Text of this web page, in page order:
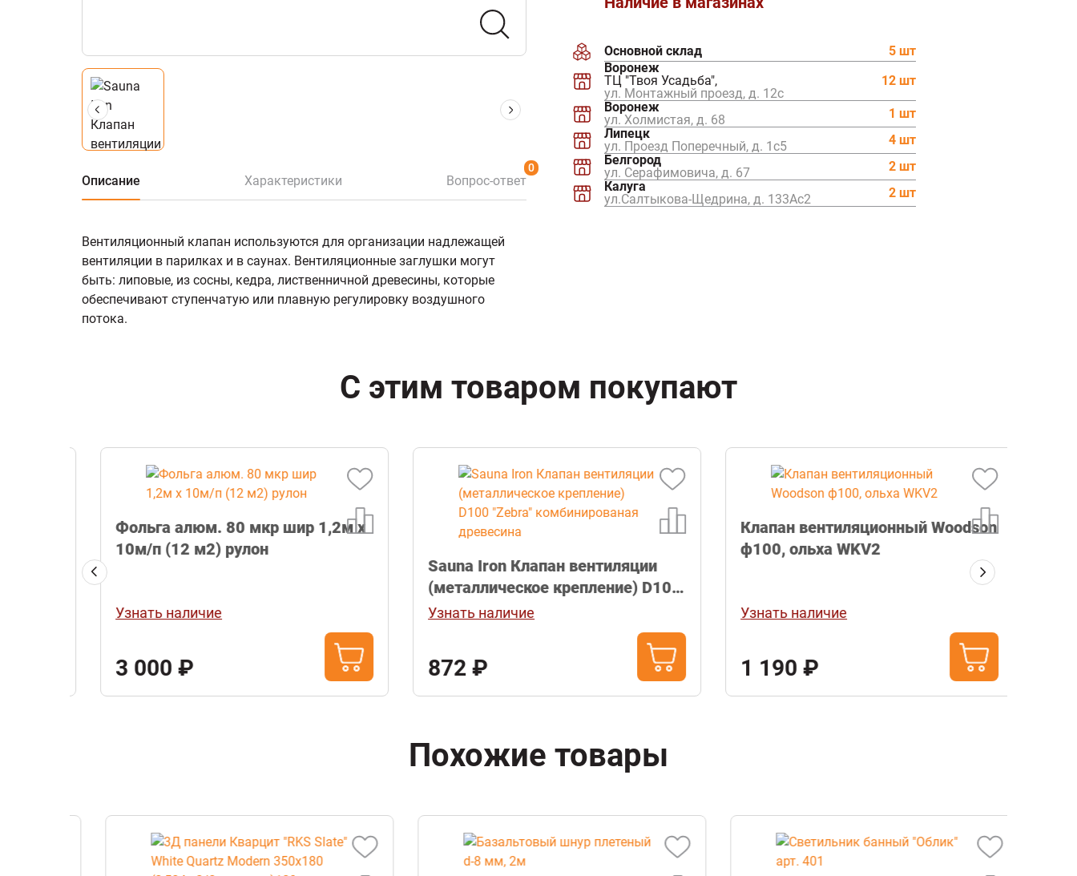
Описание Характеристики Вопрос-ответ
0
Вентиляционный клапан используются для организации надлежащей
вентиляции в парилках и в саунах. Вентиляционные заглушки могут
быть: липовые, из сосны, кедра, лиственничной древесины, которые
обеспечивают ступенчатую или плавную регулировку воздушного
потока.
Основной склад
5 шт
Воронеж
ТЦ "Твоя Усадьба",
ул. Монтажный проезд, д. 12c
12 шт
Воронеж
ул. Холмистая, д. 68
1 шт
Липецк
ул. Проезд Поперечный, д. 1с5
4 шт
Белгород
ул. Серафимовича, д. 67
2 шт
Калуга
ул.Салтыкова-Щедрина, д. 133Ас2
2 шт
С этим товаром покупают
Фольга алюм. 80 мкр шир 1,2м х
10м/п (12 м2) рулон
Узнать наличие
3 000 ₽
Sauna Iron Клапан вентиляции
(металлическое крепление) D100
"Zebra" комбинированая
Узнать наличие
872 ₽
Клапан вентиляционный Woodson
ф100, ольха WKV2
Узнать наличие
1 190 ₽
Похожие товары